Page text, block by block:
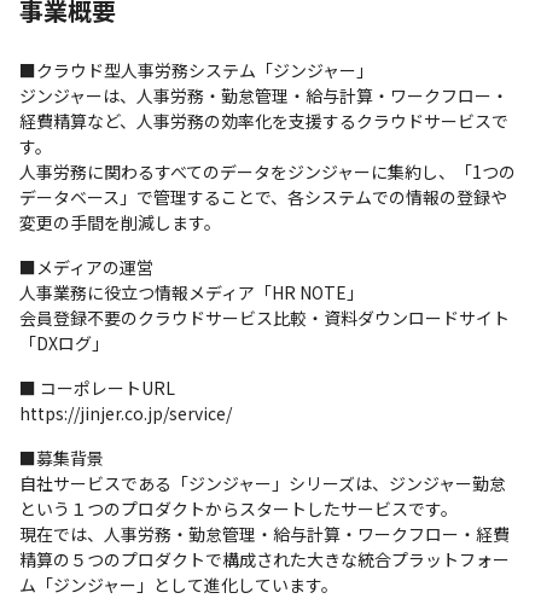
事業概要
■クラウド型人事労務システム「ジンジャー」
ジンジャーは、人事労務・勤怠管理・給与計算・ワークフロー・
経費精算など、人事労務の効率化を支援するクラウドサービスで
す。
人事労務に関わるすべてのデータをジンジャーに集約し、「1つの
データベース」で管理することで、各システムでの情報の登録や
変更の手間を削減します。
■メディアの運営
人事業務に役立つ情報メディア「HR NOTE」
会員登録不要のクラウドサービス比較・資料ダウンロードサイト
「DXログ」
■ コーポレートURL
https://jinjer.co.jp/service/
■募集背景
自社サービスである「ジンジャー」シリーズは、ジンジャー勤怠
という１つのプロダクトからスタートしたサービスです。
現在では、人事労務・勤怠管理・給与計算・ワークフロー・経費
精算の５つのプロダクトで構成された大きな統合プラットフォー
ム「ジンジャー」として進化しています。